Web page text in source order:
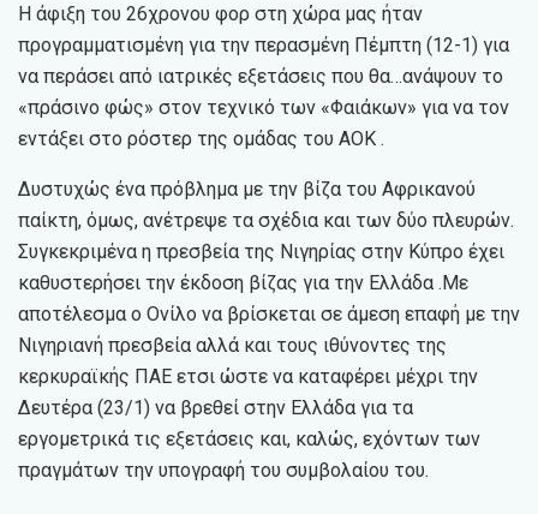
Η άφιξη του 26χρονου φορ στη χώρα μας ήταν
προγραμματισμένη για την περασμένη Πέμπτη (12-1) για
να περάσει από ιατρικές εξετάσεις που θα…ανάψουν το
«πράσινο φώς» στον τεχνικό των «Φαιάκων» για να τον
εντάξει στο ρόστερ της ομάδας του ΑΟΚ .
Δυστυχώς ένα πρόβλημα με την βίζα του Αφρικανού
παίκτη, όμως, ανέτρεψε τα σχέδια και των δύο πλευρών.
Συγκεκριμένα η πρεσβεία της Νιγηρίας στην Κύπρο έχει
καθυστερήσει την έκδοση βίζας για την Ελλάδα .Με
αποτέλεσμα ο Ονίλο να βρίσκεται σε άμεση επαφή με την
Νιγηριανή πρεσβεία αλλά και τους ιθύνοντες της
κερκυραϊκής ΠΑΕ ετσι ώστε να καταφέρει μέχρι την
Δευτέρα (23/1) να βρεθεί στην Ελλάδα για τα
εργομετρικά τις εξετάσεις και, καλώς, εχόντων των
πραγμάτων την υπογραφή του συμβολαίου του.